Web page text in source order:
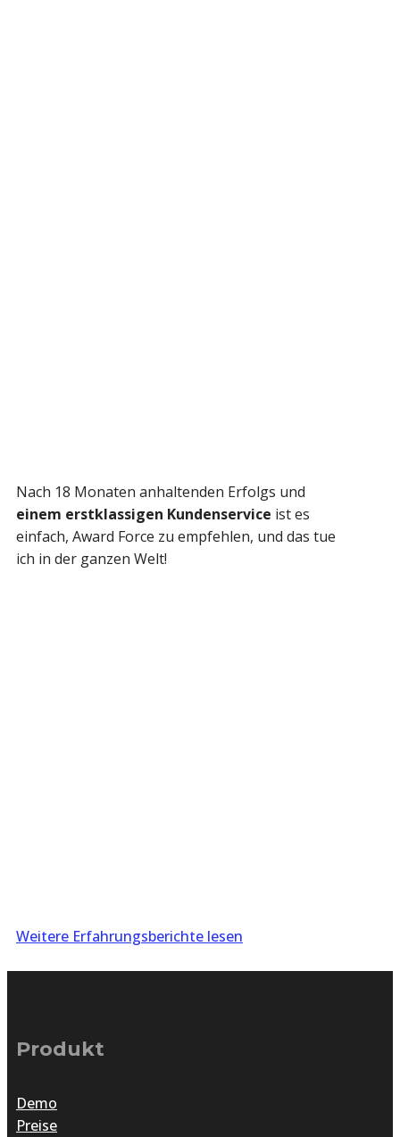
Nach 18 Monaten anhaltenden Erfolgs und
einem erstklassigen Kundenservice ist es
einfach, Award Force zu empfehlen, und das tue
ich in der ganzen Welt!
Weitere Erfahrungsberichte lesen
Produkt
Demo
Preise